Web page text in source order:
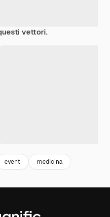
vettori.
event medicina